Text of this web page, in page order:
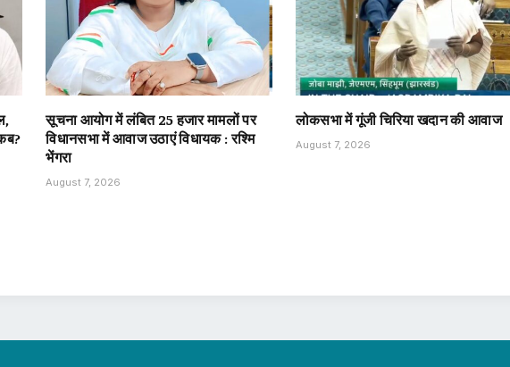
सूचना आयोग में लंबित 25 हजार मामलों पर
विधानसभा में आवाज उठाएं विधायक : रश्मि
भेंगरा
August 7, 2026
लोकसभा में गूंजी चिरिया खदान की आवाज
August 7, 2026